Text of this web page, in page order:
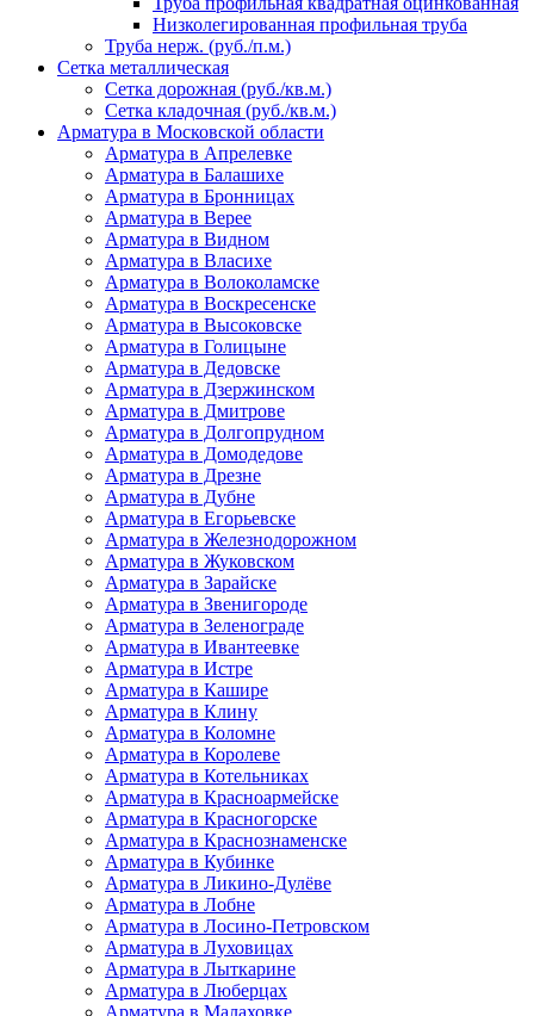
Низколегированная профильная труба
Труба нерж. (руб./п.м.)
Сетка металлическая
Сетка дорожная (руб./кв.м.)
Сетка кладочная (руб./кв.м.)
Арматура в Московской области
Арматура в Апрелевке
Арматура в Балашихе
Арматура в Бронницах
Арматура в Верее
Арматура в Видном
Арматура в Власихе
Арматура в Волоколамске
Арматура в Воскресенске
Арматура в Высоковске
Арматура в Голицыне
Арматура в Дедовске
Арматура в Дзержинском
Арматура в Дмитрове
Арматура в Долгопрудном
Арматура в Домодедове
Арматура в Дрезне
Арматура в Дубне
Арматура в Егорьевске
Арматура в Железнодорожном
Арматура в Жуковском
Арматура в Зарайске
Арматура в Звенигороде
Арматура в Зеленограде
Арматура в Ивантеевке
Арматура в Истре
Арматура в Кашире
Арматура в Клину
Арматура в Коломне
Арматура в Королеве
Арматура в Котельниках
Арматура в Красноармейске
Арматура в Красногорске
Арматура в Краснознаменске
Арматура в Кубинке
Арматура в Ликино-Дулёве
Арматура в Лобне
Арматура в Лосино-Петровском
Арматура в Луховицах
Арматура в Лыткарине
Арматура в Люберцах
Арматура в Малаховке